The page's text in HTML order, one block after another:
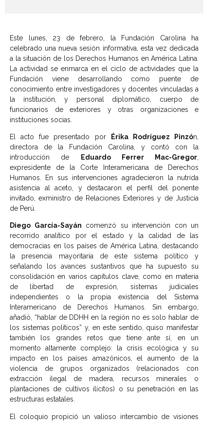
Este lunes, 23 de febrero, la Fundación Carolina ha
celebrado una nueva sesión informativa, esta vez dedicada
a la situación de los Derechos Humanos en América Latina.
La actividad se enmarca en el ciclo de actividades que la
Fundación viene desarrollando como puente de
conocimiento entre investigadores y docentes vinculadas a
la institución, y personal diplomático, cuerpo de
funcionarios de exteriores y otras organizaciones e
instituciones socias.
El acto fue presentado por Érika Rodríguez Pinzón,
directora de la Fundación Carolina, y contó con la
introducción de
Eduardo Ferrer Mac-Gregor
expresidente de la Corte Interamericana de Derechos
Humanos. En sus intervenciones agradecieron la nutrida
asistencia al aceto, y destacaron el perfil del ponente
invitado, exministro de Relaciones Exteriores y de Justicia
de Perú.
Diego García-Sayán comenzó su intervención con un
recorrido analítico por el estado y la calidad de las
democracias en los países de América Latina, destacando
la presencia mayoritaria de este sistema político y
señalando los avances sustantivos que ha supuesto su
consolidación en varios capítulos clave, como en materia
de libertad de expresión, sistemas judiciales
independientes o la propia existencia del Sistema
Interamericano de Derechos Humanos. Sin embargo,
añadió, “hablar de DDHH en la región no es solo hablar de
los sistemas políticos” y, en este sentido, quiso manifestar
también los grandes retos que tiene ante sí, en un
momento altamente complejo: la crisis ecológica y su
impacto en los países amazónicos, el aumento de la
violencia de grupos organizados (relacionados con
extracción ilegal de madera, recursos minerales o
plantaciones de cultivos ilícitos) o su penetración en las
estructuras estatales.
El coloquio propició un valioso intercambio de visiones